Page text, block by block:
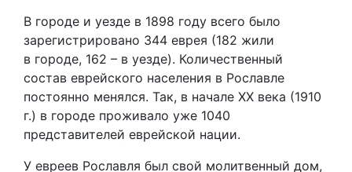
В городе и уезде в 1898 году всего было
зарегистрировано 344 еврея (182 жили
в городе, 162 – в уезде). Количественный
состав еврейского населения в Рославле
постоянно менялся. Так, в начале XX века (1910
г.) в городе проживало уже 1040
представителей еврейской нации.
У евреев Рославля был свой молитвенный дом,